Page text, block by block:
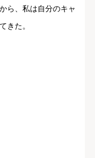
ら、私は自分のキャ
きた。